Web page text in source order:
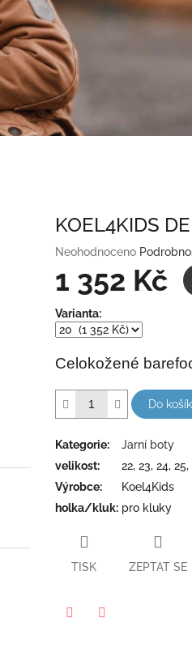
KOEL4KIDS
Průměrné
produktu
0,0
z
hvězdiček.
Neohodnoceno
1 352 Kč
Měrná
cena:
Varianta:
Celokožené
Do
Kategorie:
Jarní boty
velikost:
22, 23, 24,
Výrobce:
Koel4Kids
holka/kluk: pro kluky
TISK ZEPTAT SE